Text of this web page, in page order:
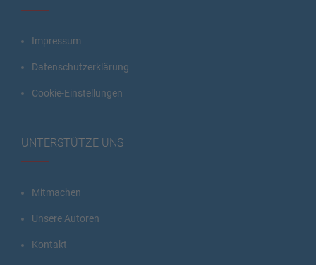
Impressum
Datenschutzerklärung
Cookie-Einstellungen
UNTERSTÜTZE UNS
Mitmachen
Unsere Autoren
Kontakt